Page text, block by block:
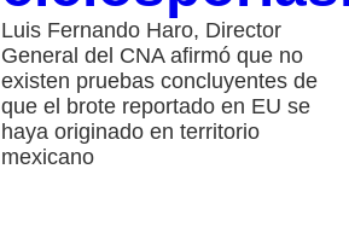
Luis Fernando Haro, Director
General del CNA afirmó que no
existen pruebas concluyentes de
que el brote reportado en EU se
haya originado en territorio
mexicano